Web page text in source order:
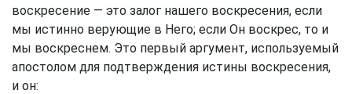
воскресение — это залог нашего воскресения, если
мы истинно верующие в Него; если Он воскрес, то и
мы воскреснем. Это первый аргумент, используемый
апостолом для подтверждения истины воскресения,
и он: